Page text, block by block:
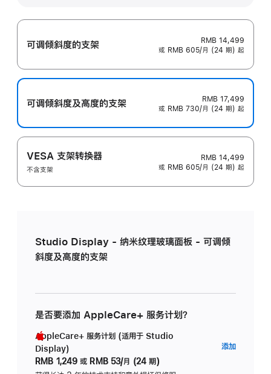
可调倾斜度的支架
RMB 14,499
或 RMB 605/月 (24 期) 起
可调倾斜度及高‍度的支‍架
RMB 17,499
或 RMB 730/月 (24 期) 起
VESA 支架转换器
不含支架
RMB 14,499
或 RMB 605/月 (24 期) 起
Studio Display - 纳米纹理玻璃面板 - 可调倾
斜度及高度的支架
是否要添加 AppleCare+ 服务计划？
AppleCare+ 服务计划 (适用于 Studio
Display)
RMB 1,249 或 RMB 53/月 (24 期)
添加